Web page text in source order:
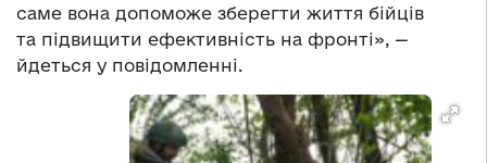
саме вона допоможе зберегти життя бійців
та підвищити ефективність на фронті», —
йдеться у повідомленні.